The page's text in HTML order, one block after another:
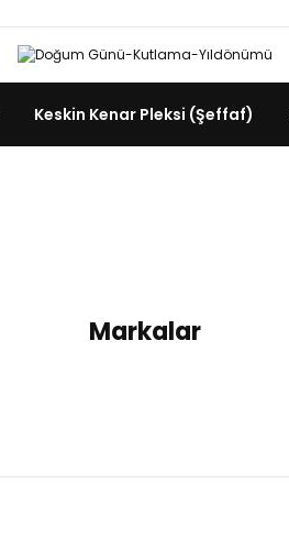
Keskin Kenar Pleksi (Şeffaf)
Markalar